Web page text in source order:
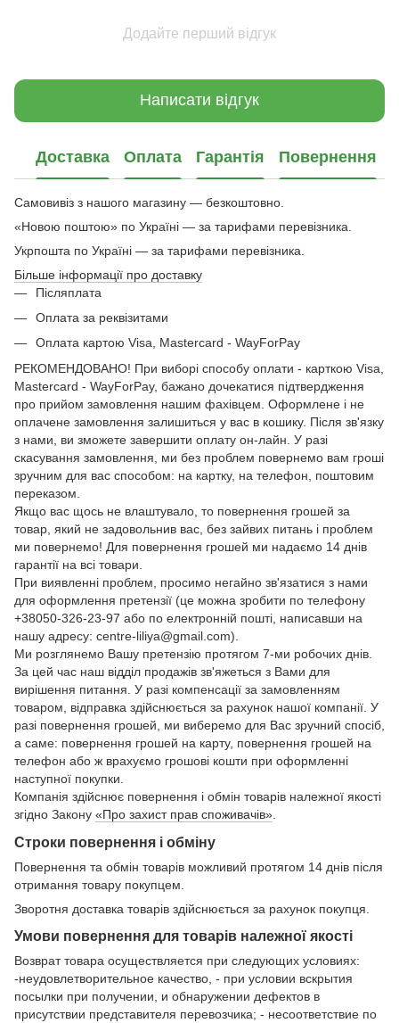
Додайте перший відгук
Написати відгук
Доставка Оплата Гарантія Повернення
Самовивіз з нашого магазину — безкоштовно.
«Новою поштою» по Україні — за тарифами перевізника.
Укрпошта по Україні — за тарифами перевізника.
Більше інформації про доставку
Післяплата
Оплата за реквізитами
Оплата картою Visa, Mastercard - WayForPay
РЕКОМЕНДОВАНО! При виборі способу оплати - карткою Visa,
Mastercard - WayForPay, бажано дочекатися підтвердження
про прийом замовлення нашим фахівцем. Оформлене і не
оплачене замовлення залишиться у вас в кошику. Після зв'язку
з нами, ви зможете завершити оплату он-лайн. У разі
скасування замовлення, ми без проблем повернемо вам гроші
зручним для вас способом: на картку, на телефон, поштовим
переказом.
Якщо вас щось не влаштувало, то повернення грошей за
товар, який не задовольнив вас, без зайвих питань і проблем
ми повернемо! Для повернення грошей ми надаємо 14 днів
гарантії на всі товари.
При виявленні проблем, просимо негайно зв'язатися з нами
для оформлення претензії (це можна зробити по телефону
+38050-326-23-97 або по електронній пошті, написавши на
нашу адресу: centre-liliya@gmail.com).
Ми розглянемо Вашу претензію протягом 7-ми робочих днів.
За цей час наш відділ продажів зв'яжеться з Вами для
вирішення питання. У разі компенсації за замовленням
товаром, відправка здійснюється за рахунок нашої компанії. У
разі повернення грошей, ми виберемо для Вас зручний спосіб,
а саме: повернення грошей на карту, повернення грошей на
телефон або ж врахуємо грошові кошти при оформленні
наступної покупки.
Компанія здійснює повернення і обмін товарів належної якості
згідно Закону «Про захист прав споживачів»
Строки повернення і обміну
Повернення та обмін товарів можливий протягом 14 днів після
отримання товару покупцем.
Зворотня доставка товарів здійснюється за рахунок покупця.
Умови повернення для товарів належної якості
Возврат товара осуществляется при следующих условиях:
-неудовлетворительное качество, - при условии вскрытия
посылки при получении, и обнаружении дефектов в
присутствии представителя перевозчика; - несоответствие по